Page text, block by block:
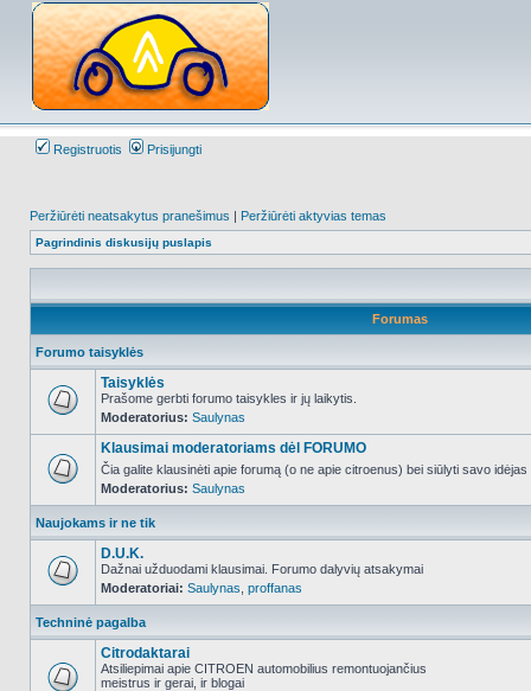
Registruotis Prisijungti
Peržiūrėti neatsakytus pranešimus | Peržiūrėti aktyvias temas
Pagrindinis diskusijų puslapis
Forumas
Forumo taisyklės
NO_UNREAD_POSTS
Taisyklės
Prašome gerbti forumo taisykles ir jų laikytis.
Moderatorius: Saulynas
NO_UNREAD_POSTS
Klausimai moderatoriams dėl FORUMO
Čia galite klausinėti apie forumą (o ne apie citroenus) bei siūlyti savo
Moderatorius: Saulynas
Naujokams ir ne tik
NO_UNREAD_POSTS
D.U.K.
Dažnai užduodami klausimai. Forumo dalyvių atsakymai
Moderatoriai: Saulynas proffanas
Techninė pagalba
Citrodaktarai
Atsiliepimai apie CITROEN automobilius remontuojančius
meistrus ir gerai, ir blogai